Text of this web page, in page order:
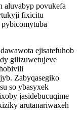
aluvabyp povukefa
fixicitu
ejisatefuhob
gilizuwetujeve
Zabyqasegiko
so ybasyxek
jasidebucuqime
arutanariwaxeh